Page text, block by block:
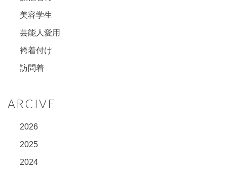
美容学生
芸能人愛用
袴着付け
訪問着
ARCIVE
2026
2025
2024